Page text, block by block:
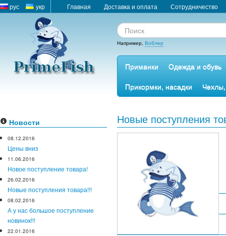
рус укр Главная Доставка и оплата Сотрудничество
Например, Воблер
Приманки
Одежда и обувь
Прикормки, насадки
Новости
08.12.2016
Цены вниз
11.06.2016
Новое поступление товара!
26.02.2016
Новые поступления товара!!!
08.02.2016
А у нас большое поступление
новинок!!!
22.01.2016
Новые поступления